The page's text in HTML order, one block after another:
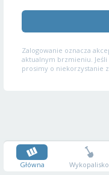
Zalogowanie oznacza
aktualnym brzmieniu. Jeśli
prosimy o niekorzystanie
Główna Wykopalisko